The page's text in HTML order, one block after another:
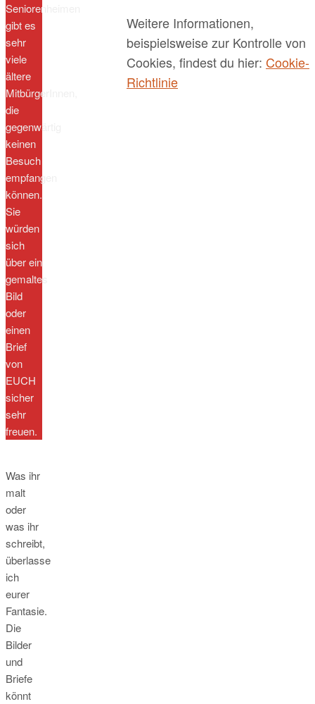
Seniorenheimen
gibt es
sehr
viele
ältere
MitbürgerInnen,
die
gegenwärtig
keinen
Besuch
empfangen
können.
Sie
würden
sich
über ein
gemaltes
Bild
oder
einen
Brief
von
EUCH
sicher
sehr
freuen.
Was ihr
malt
oder
was ihr
schreibt,
überlasse
ich
eurer
Fantasie.
Die
Bilder
und
Briefe
könnt
Weitere Informationen,
beispielsweise zur Kontrolle von
Cookies, findest du hier: Cookie-
Richtlinie